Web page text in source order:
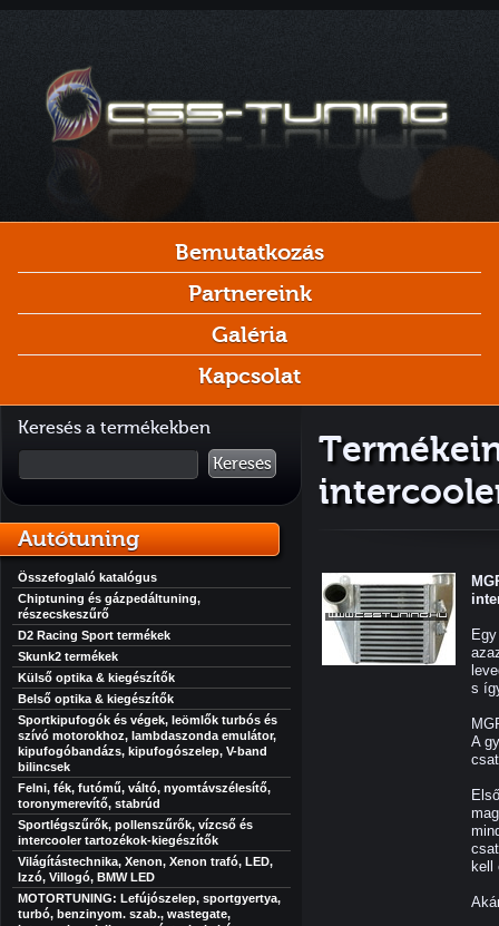
Bemutatkozás
Partnereink
Galéria
Kapcsolat
Keresés a termékekben
Keresés
Autótuning
Összefoglaló katalógus
Chiptuning és gázpedáltuning,
részecskeszűrő
D2 Racing Sport termékek
Skunk2 termékek
Külső optika & kiegészítők
Belső optika & kiegészítők
Sportkipufogók és végek, leömlők turbós és
szívó motorokhoz, lambdaszonda emulátor,
kipufogóbandázs, kipufogószelep, V-band
bilincsek
Felni, fék, futómű, váltó, nyomtávszélesítő,
toronymerevítő, stabrúd
Sportlégszűrők, pollenszűrők, vízcső és
intercooler tartozékok-kiegészítők
Világítástechnika, Xenon, Xenon trafó, LED,
Izzó, Villogó, BMW LED
MOTORTUNING: Lefújószelep, sportgyertya,
turbó, benzinyom. szab., wastegate,
s
A
kell